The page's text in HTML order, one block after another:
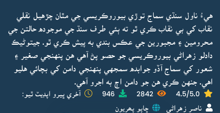
هيءُ ناول سنڌي سماج توڙي بيوروڪريسي جي مٿان چڙهيل نقلي
نقاب کي بي نقاب ڪري ٿو ته ٻئي طرف سنڌ جي موجوده حالتن جي
محرومين ۽ مجبورين جي عڪس بندي به پيش ڪري ٿو. جيتوڻيڪ
دادلو زهراڻي بيوروڪريسي جو حصو پڻ آهي هن پنهنجي صغير ۽
شعور کي سماج آڏو جوابده سمجهي پنهنجي دامن کي بچائي هليو
اهي. جنهن ڪري هن جو دامن اڄ به اجرو آهي.
4.5/5.0
2842
946 آخري ڀيرو اپڊيٽ ٿيو:
ناصر زهراڻي ڇاپو پھريون